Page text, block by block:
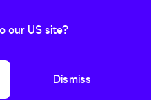
our US site?
Dismiss